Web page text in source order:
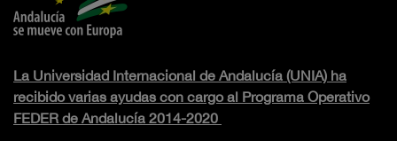
La Universidad Internacional de Andalucía (UNIA) ha
recibido varias ayudas con cargo al Programa Operativo
FEDER de Andalucía 2014-2020